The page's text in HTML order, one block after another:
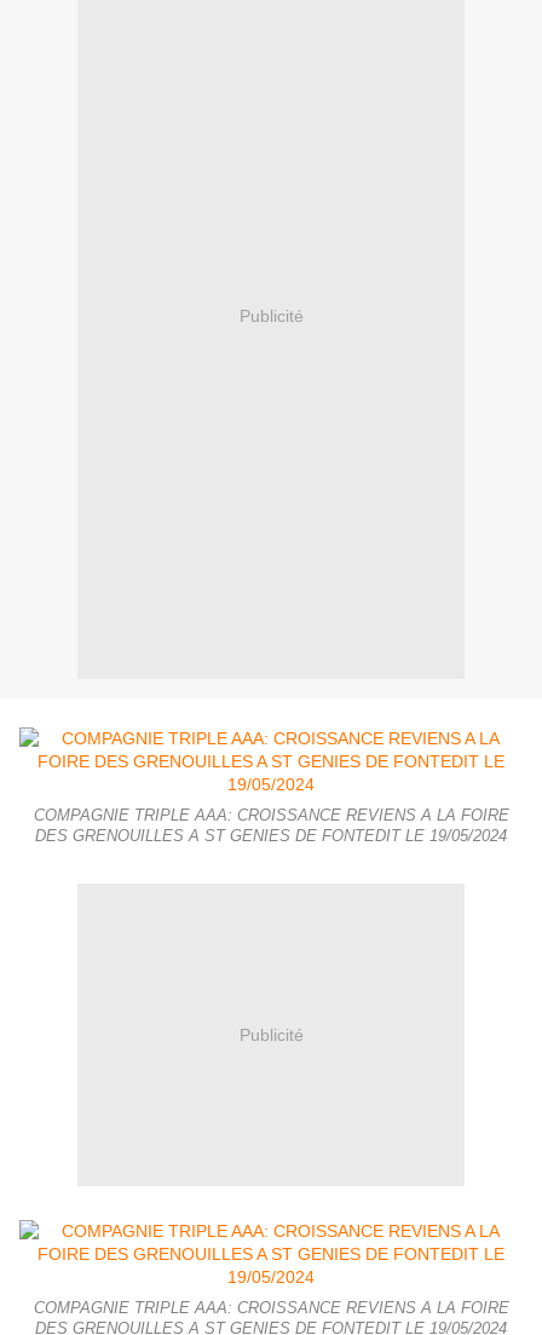
Publicité
COMPAGNIE TRIPLE AAA: CROISSANCE REVIENS A LA FOIRE
DES GRENOUILLES A ST GENIES DE FONTEDIT LE 19/05/2024
Publicité
COMPAGNIE TRIPLE AAA: CROISSANCE REVIENS A LA FOIRE
DES GRENOUILLES A ST GENIES DE FONTEDIT LE 19/05/2024